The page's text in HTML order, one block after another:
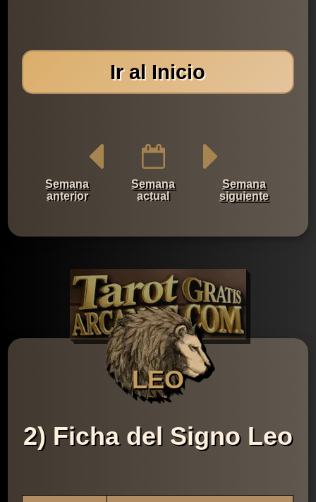
Ir al Inicio
Semana
anterior
Semana
actual
Semana
siguiente
LEO
2) Ficha del Signo Leo